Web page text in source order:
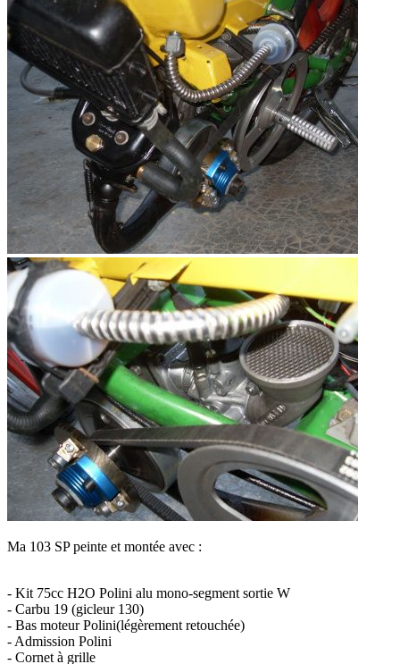
Ma 103 SP peinte et montée avec :
- Kit 75cc H2O Polini alu mono-segment sortie W
- Carbu 19 (gicleur 130)
- Bas moteur Polini(légèrement retouchée)
- Admission Polini
- Cornet à grille